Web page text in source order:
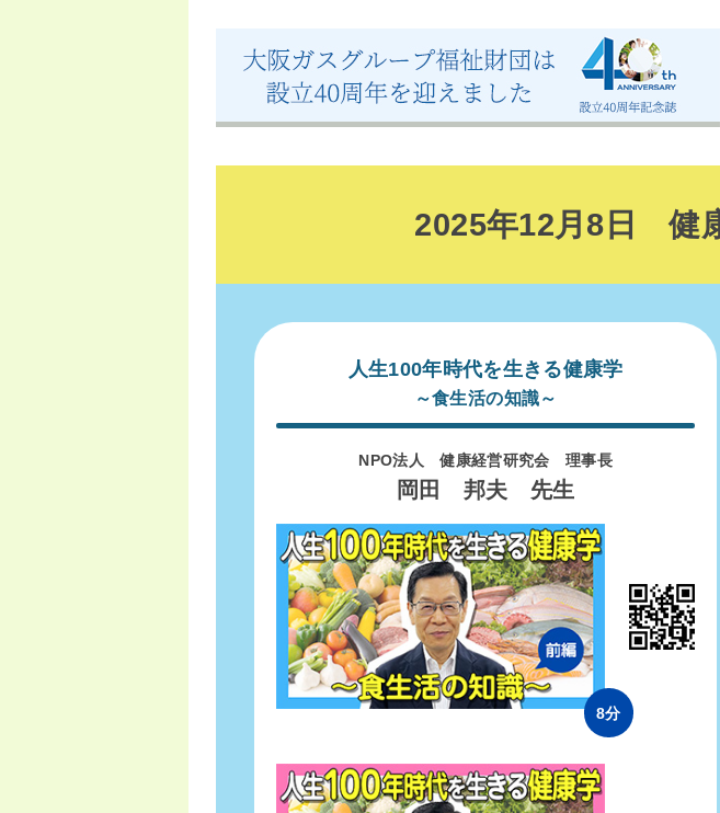
2025年12月8日 健
人生100年時代を生きる健康学
～食生活の知識～
NPO法人 健康経営研究会 理事長
岡田 邦夫 先生
8分